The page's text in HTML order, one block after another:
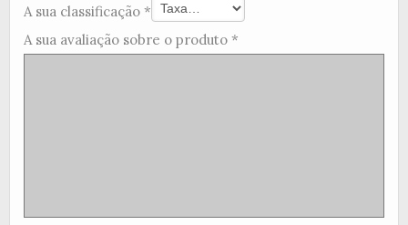
A sua classificação *
A sua avaliação sobre o produto *